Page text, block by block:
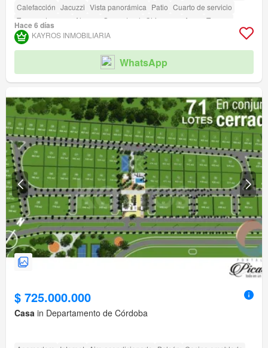
Calefacción Jacuzzi Vista panorámica Patio Cuarto de servicio
Tanque de agua
Alarma Gas natural Chimenea Agua
Terraza
Seguridad privada Gimnasio
Sauna
Jardín
Acceso para personas con discapacidad
Cancha de tenis
Hace 6 días
KAYROS INMOBILIARIA
WhatsApp
$ 725.000.000
Casa in Departamento de Córdoba